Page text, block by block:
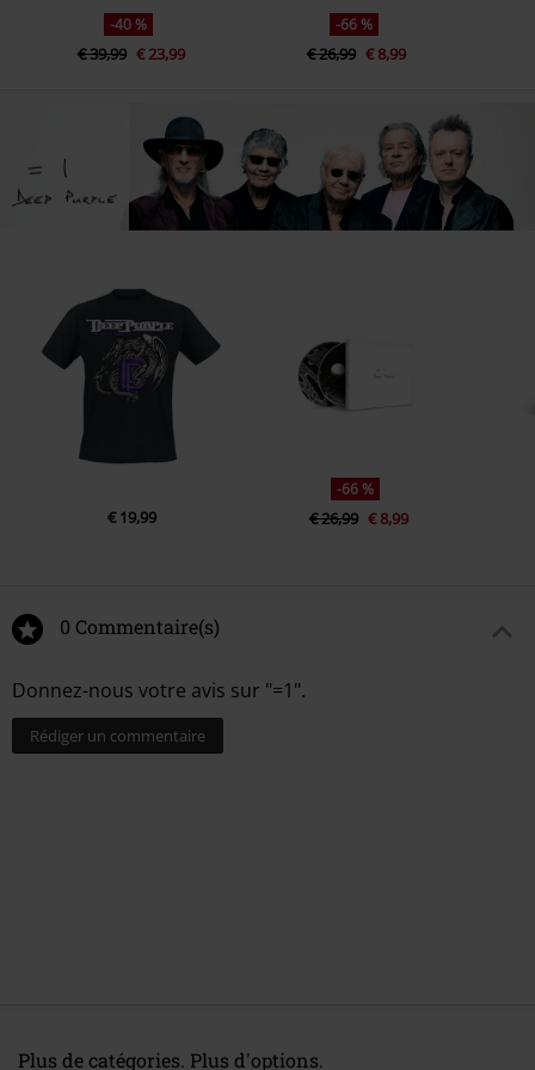
-40 %
€ 39,99 € 23,99
-66 %
€ 26,99 € 8,99
€ 19,99
-66 %
€ 26,99 € 8,99
0 Commentaire(s)
Donnez-nous votre avis sur "=1".
Rédiger un commentaire
Plus de catégories. Plus d'options.